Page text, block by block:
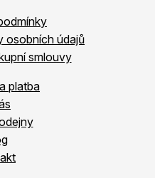
osobních údajů
smlouvy
platba